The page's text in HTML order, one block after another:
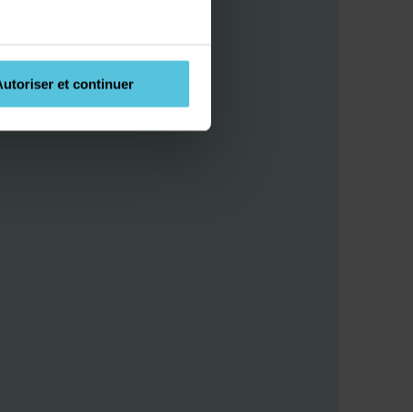
et continuer